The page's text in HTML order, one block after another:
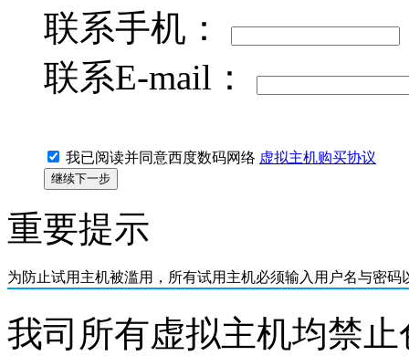
联系手机：
联系E-mail：
我已阅读并同意西度数码网络 虚拟主机购买协议
重要提示
为防止试用主机被滥用，所有试用主机必须输入用户名与密码
我司所有虚拟主机均禁